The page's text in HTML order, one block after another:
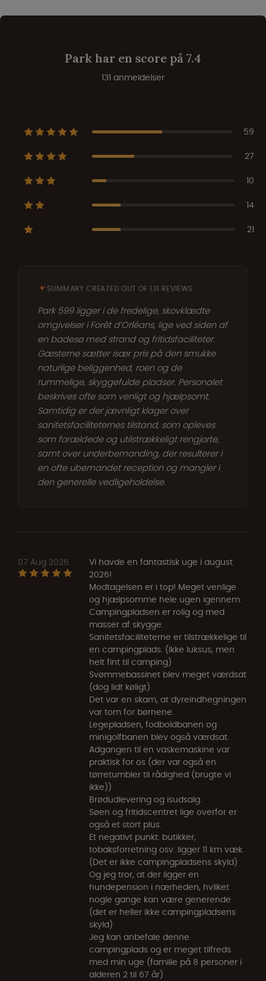
Park har en score på 7.4
131 anmeldelser
59
27
10
14
21
SUMMARY CREATED OUT OF 131 REVIEWS
Park 599 ligger i de fredelige, skovklædte
omgivelser i Forêt d’Orléans, lige ved siden af
en badesø med strand og fritidsfaciliteter.
Gæsterne sætter især pris på den smukke
naturlige beliggenhed, roen og de
rummelige, skyggefulde pladser. Personalet
beskrives ofte som venligt og hjælpsomt.
Samtidig er der jævnligt klager over
sanitetsfaciliteternes tilstand, som opleves
som forældede og utilstrækkeligt rengjorte,
samt over underbemanding, der resulterer i
en ofte ubemandet reception og mangler i
den generelle vedligeholdelse.
07 Aug 2026
Vi havde en fantastisk uge i august
2026!
Modtagelsen er i top! Meget venlige
og hjælpsomme hele ugen igennem.
Campingpladsen er rolig og med
masser af skygge.
Sanitetsfaciliteterne er tilstrækkelige til
en campingplads. (Ikke luksus, men
helt fint til camping)
Svømmebassinet blev meget værdsat
(dog lidt køligt)
Det var en skam, at dyreindhegningen
var tom for børnene.
Legepladsen, fodboldbanen og
minigolfbanen blev også værdsat.
Adgangen til en vaskemaskine var
praktisk for os (der var også en
tørretumbler til rådighed (brugte vi
ikke))
Brødudlevering og isudsalg.
Søen og fritidscentret lige overfor er
også et stort plus.
Et negativt punkt: butikker,
tobaksforretning osv. ligger 11 km væk.
(Det er ikke campingpladsens skyld)
Og jeg tror, at der ligger en
hundepension i nærheden, hvilket
nogle gange kan være generende
(det er heller ikke campingpladsens
skyld)
Jeg kan anbefale denne
campingplads og er meget tilfreds
med min uge (familie på 8 personer i
alderen 2 til 67 år)